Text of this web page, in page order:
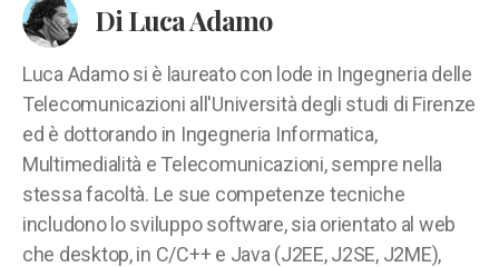
Di Luca Adamo
Luca Adamo si è laureato con lode in Ingegneria delle
Telecomunicazioni all'Università degli studi di Firenze
ed è dottorando in Ingegneria Informatica,
Multimedialità e Telecomunicazioni, sempre nella
stessa facoltà. Le sue competenze tecniche
includono lo sviluppo software, sia orientato al web
che desktop, in C/C++ e Java (J2EE, J2SE, J2ME),